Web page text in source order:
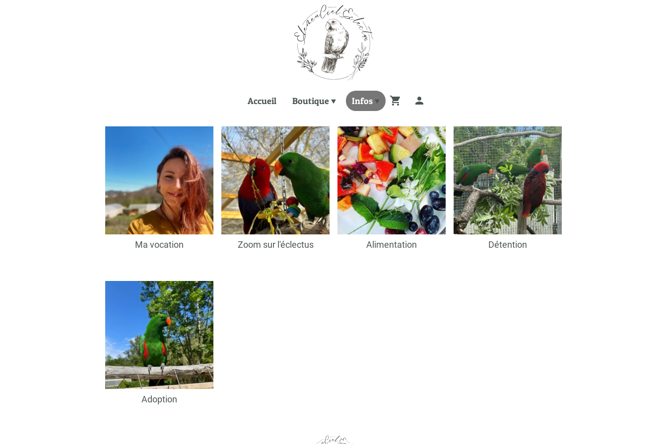
Accueil Boutique Infos
Ma vocation Zoom sur l'éclectus Alimentation Détention
Adoption